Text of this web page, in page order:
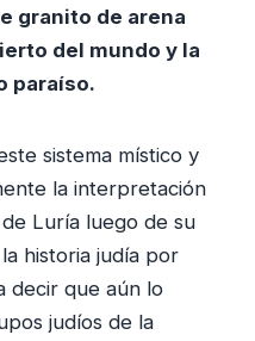
granito de arena
del mundo y la
paraíso.
sistema místico y
la interpretación
Luría luego de su
historia judía por
decir que aún lo
judíos de la